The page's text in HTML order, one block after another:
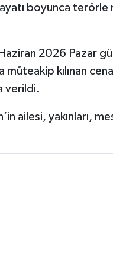
boyunca
2026 Pazar
müteakip kılınan
verildi.
ailesi, yakınları,